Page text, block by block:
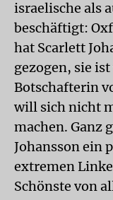
israelische als
beschäftigt:
hat Scarlett
gezogen, sie
Botschafterin
will sich nicht
machen. Ganz
Johansson ein
extremen
Schönste von